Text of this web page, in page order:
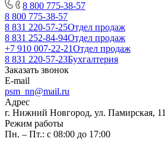
8 800 775-38-57
8 800 775-38-57
8 831 220-57-25Отдел продаж
8 831 252-84-94Отдел продаж
+7 910 007-22-21Отдел продаж
8 831 220-57-23Бухгалтерия
Заказать звонок
E-mail
psm_nn@mail.ru
Адрес
г. Нижний Новгород, ул. Памирская, 11
Режим работы
Пн. – Пт.: с 08:00 до 17:00